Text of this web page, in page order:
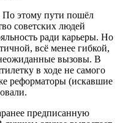
По этому пути пошёл
советских людей
ради карьеры. Но
всё менее гибкой,
неожиданные вызовы. В
в ходе не самого
реформаторы (искавшие
предписанную